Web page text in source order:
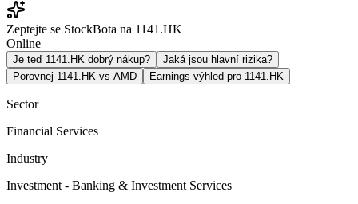
Zeptejte se StockBota na 1141.HK
Online
Je teď 1141.HK dobrý nákup?
Jaká jsou hlavní rizika?
Porovnej 1141.HK vs AMD
Earnings výhled pro 1141.HK
Sector
Financial Services
Industry
Investment - Banking & Investment Services